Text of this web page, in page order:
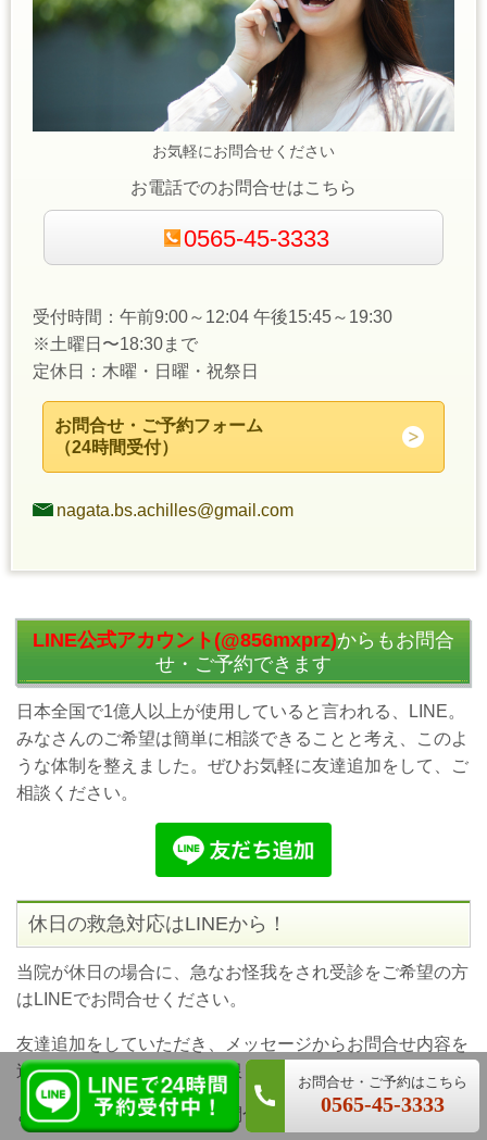
LINEで24時間お問合せ
0565-45-3333
お気軽にお問合せください
お電話でのお問合せはこちら
0565-45-3333
受付時間：午前9:00～12:04 午後15:45～19:30
※土曜日〜18:30まで
定休日：木曜・日曜・祝祭日
お問合せ・ご予約フォーム
（24時間受付）
nagata.bs.achilles@gmail.com
LINE公式アカウント(@856mxprz)からもお問合
せ・ご予約できます
日本全国で1億人以上が使用していると言われる、LINE。
みなさんのご希望は簡単に相談できることと考え、このよ
うな体制を整えました。ぜひお気軽に友達追加をして、ご
相談ください。
休日の救急対応はLINEから！
当院が休日の場合に、急なお怪我をされ受診をご希望の方
はLINEでお問合せください。
友達追加をしていただき、メッセージからお問合せ内容を
送信してください。可能な限り対応いたします。
どうぞお気軽にご相談、お問合せください。